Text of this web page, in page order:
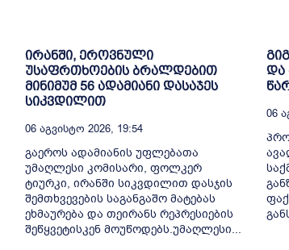
ირანში, ეროვნული
უსაფრთხოების ბრალდებით
მინიმუმ 56 ადამიანი დასაჯეს
სიკვდილით
06 Აგვისტო 2026, 19:54
გაეროს ადამიანის უფლებათა
უმაღლესი კომისარი, ფოლკერ
ტიურკი, ირანში სიკვდილით დასჯის
შემთხვევების საგანგაშო მატებას
ეხმაურება და თეირანს რეპრესიების
შეწყვეტისკენ მოუწოდებს.უმაღლესი...
და
06